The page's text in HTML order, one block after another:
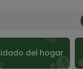
del hogar